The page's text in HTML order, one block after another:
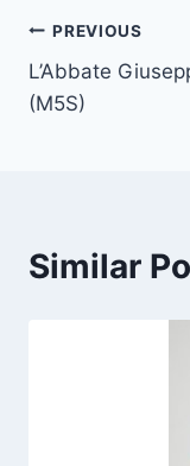
a
g
s
Post
PREVIOUS
L’Abbate
(M5S)
Similar